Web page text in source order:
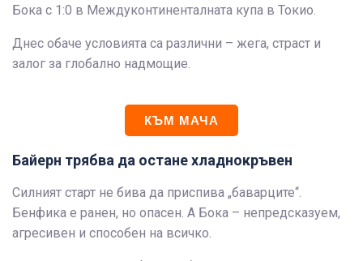
Бока с 1:0 в Междуконтиненталната купа в Токио.
Днес обаче условията са различни – жега, страст и
залог за глобално надмощие.
КЪМ МАЧА
Байерн трябва да остане хладнокръвен
Силният старт не бива да приспива „баварците“.
Бенфика е ранен, но опасен. А Бока – непредсказуем,
агресивен и способен на всичко.